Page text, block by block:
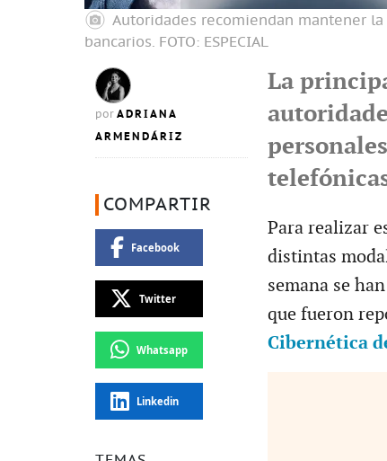
Autoridades recomiendan mantener
bancarios. FOTO: ESPECIAL
por ADRIANA
ARMENDÁRIZ
COMPARTIR
Facebook
Twitter
Whatsapp
Linkedin
La
Para realizar
distintas
semana se
que fueron
Cibernética